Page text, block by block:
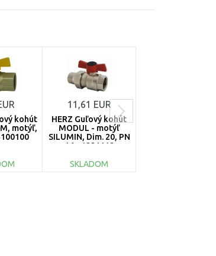
kohút
motýľ,
11,61 EUR
HERZ Guľový kohút
MODUL - motýľ
SILUMIN, Dim. 20, PN
16 - 1221112
SKLADOM